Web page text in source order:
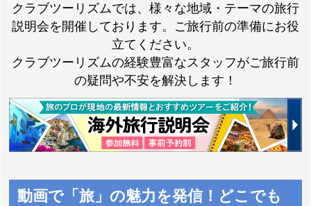
クラブツーリズムでは、様々な地域・テーマの旅行
説明会を開催しております。ご旅行前の準備にお役
立てください。
クラブツーリズムの経験豊富なスタッフがご旅行前
の疑問や不安を解決します！
動画で「旅」の魅力を発信！どこでも